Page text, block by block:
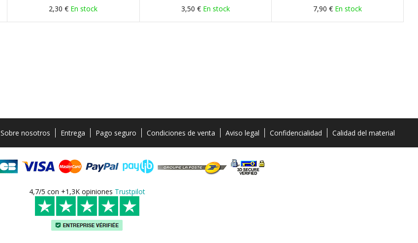
2,30 € En stock 3,50 € En stock 7,90 € En stock
Sobre nosotros Entrega Pago seguro Condiciones de venta Aviso legal Confidencialidad Calidad del material
4,7/5 con +1,3K opiniones Trustpilot